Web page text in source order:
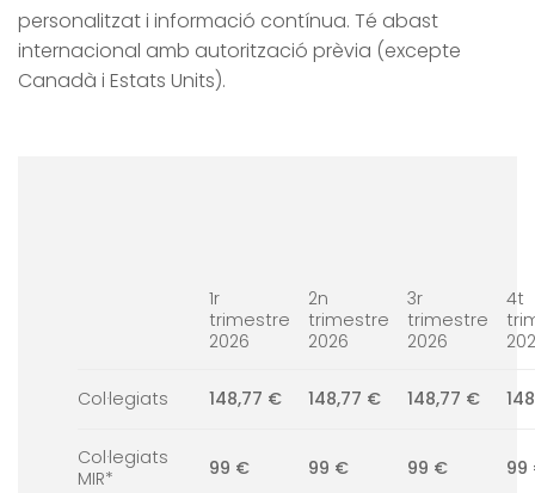
personalitzat i informació contínua. Té abast
internacional amb autorització prèvia (excepte
Canadà i Estats Units).
1r
trimestre
2026
2n
trimestre
2026
3r
trimestre
2026
4t
Col·legiats 148,77 € 148,77 € 148,77 €
Col·legiats
MIR*
99 € 99 € 99 € 99